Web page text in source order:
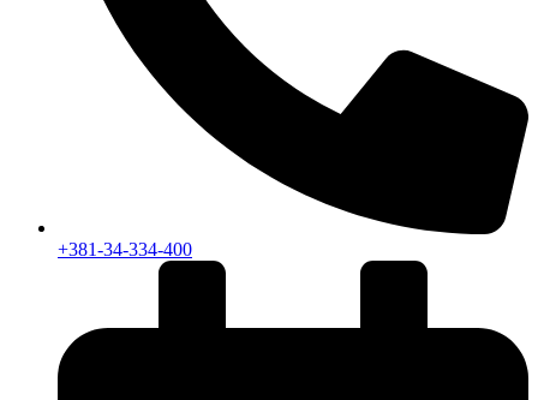
+381-34-334-400